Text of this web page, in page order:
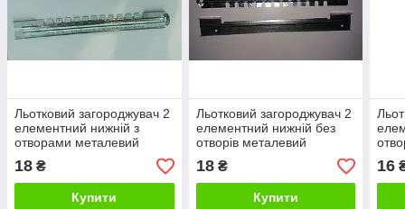
Льотковий загороджувач 2
елементний нижній з
отворами металевий
18 ₴
Купити
Льотковий загороджувач 2
елементний нижній без
отворів металевий
18₴
Купити
16